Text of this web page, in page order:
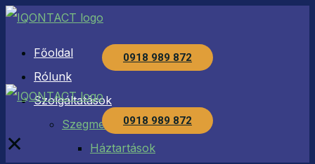
Főoldal
Rólunk
Szolgáltatások
Szegmensek
Háztartások
0918 989 872
0918 989 872
✕